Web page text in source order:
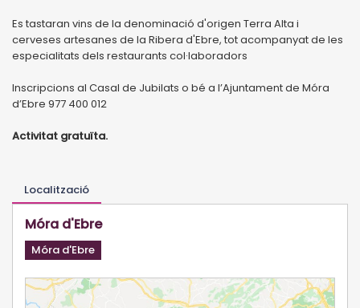
Es tastaran vins de la denominació d'origen Terra Alta i
cerveses artesanes de la Ribera d'Ebre, tot acompanyat de les
especialitats dels restaurants col·laboradors
Inscripcions al Casal de Jubilats o bé a l’Ajuntament de Móra
d’Ebre 977 400 012
Activitat gratuïta.
Localització
Móra d'Ebre
Móra d'Ebre